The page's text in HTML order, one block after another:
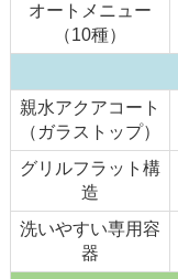
オートメニュー
（10種）
親水アクアコート
（ガラストップ）
グリルフラット構
造
洗いやすい専用容
器